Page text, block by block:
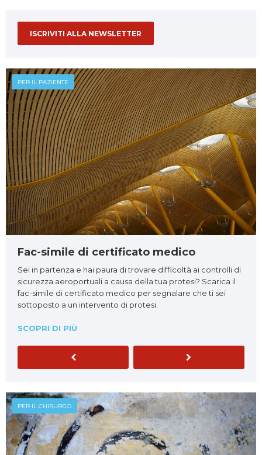
ISCRIVITI ALLA NEWSLETTER
PER IL PAZIENTE
Fac-simile di certificato medico
Sei in partenza e hai paura di trovare difficoltà ai controlli di
sicurezza aeroportuali a causa della tua protesi? Scarica il
fac-simile di certificato medico per segnalare che ti sei
sottoposto a un intervento di protesi.
SCOPRI DI PIÙ
Previous Next
PER IL CHIRURGO